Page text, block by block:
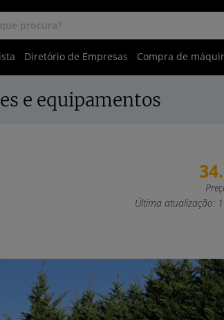
Diretório de Empresas Compra de
e equipamentos
Última atualização: